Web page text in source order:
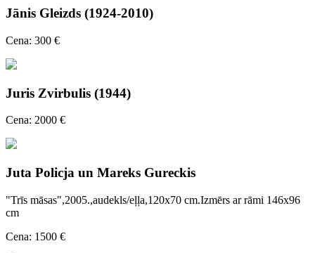
Jānis Gleizds (1924-2010)
Cena: 300 €
Juris Zvirbulis (1944)
Cena: 2000 €
Juta Policja un Mareks Gureckis
"Trīs māsas",2005.,audekls/eļļa,120x70 cm.Izmērs ar rāmi 146x96
cm
Cena: 1500 €